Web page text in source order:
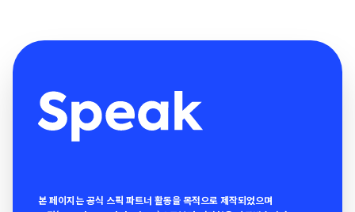
본 페이지는 공식 스픽 파트너 활동을 목적으로 제작되었으며